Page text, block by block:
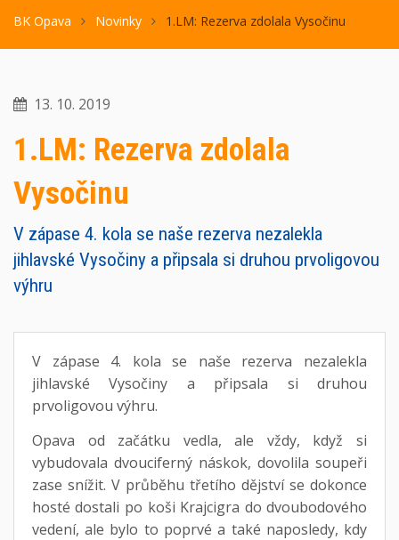
BK Opava Novinky 1.LM: Rezerva zdolala Vysočinu
13. 10. 2019
1.LM: Rezerva zdolala
Vysočinu
V zápase 4. kola se naše rezerva nezalekla
jihlavské Vysočiny a připsala si druhou prvoligovou
výhru
V zápase 4. kola se naše rezerva nezalekla
jihlavské Vysočiny a připsala si druhou
prvoligovou výhru.
Opava od začátku vedla, ale vždy, když si
vybudovala dvouciferný náskok, dovolila soupeři
zase snížit. V průběhu třetího dějství se dokonce
hosté dostali po koši Krajcigra do dvoubodového
vedení, ale bylo to poprvé a také naposledy, kdy